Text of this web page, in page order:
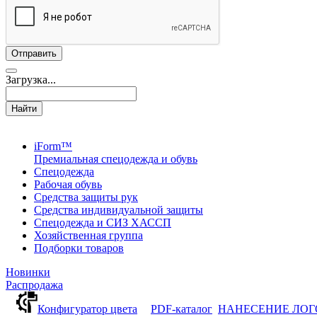
Загрузка...
Найти
iForm™
Премиальная спецодежда и обувь
Спецодежда
Рабочая обувь
Средства защиты рук
Средства индивидуальной защиты
Спецодежда и СИЗ ХАССП
Хозяйственная группа
Подборки товаров
Новинки
Распродажа
Конфигуратор цвета
PDF-каталог НАНЕСЕНИЕ